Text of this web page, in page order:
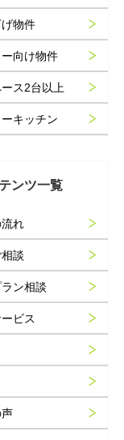
物件
向け物件
ス2台以上
キッチン
ンツ一覧
れ
談
ン相談
ビス